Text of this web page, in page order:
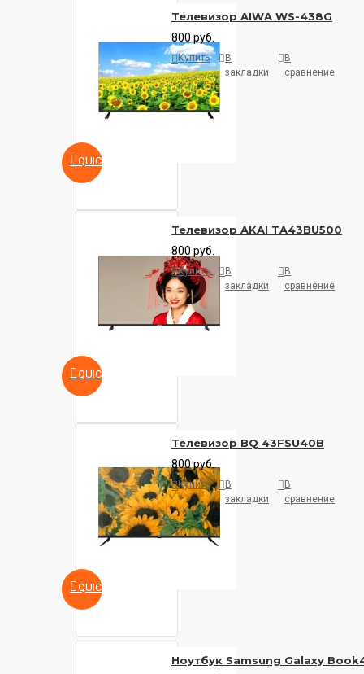
QUICKVIEW
Телевизор AIWA WS-438G
800 руб.
Купить
В
закладки
В
сравнение
QUICKVIEW
Телевизор AKAI TA43BU500
800 руб.
Купить
В
закладки
В
сравнение
QUICKVIEW
Телевизор BQ 43FSU40B
800 руб.
Купить
В
закладки
В
сравнение
Ноутбук Samsung Galaxy